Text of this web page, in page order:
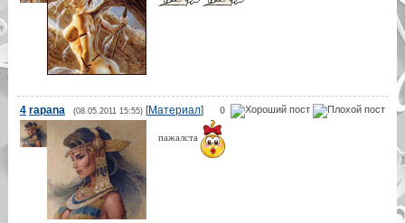
0
4 rapana (08.05.2011 15:55)[Материал]
пажалста